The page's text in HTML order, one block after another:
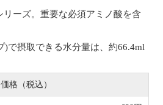
リーズ。重要な必須アミノ酸を含
)で摂取できる水分量は、約66.4ml
価格（税込）